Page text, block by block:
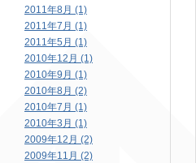
2011年8月 (1)
2011年7月 (1)
2011年5月 (1)
2010年12月 (1)
2010年9月 (1)
2010年8月 (2)
2010年7月 (1)
2010年3月 (1)
2009年12月 (2)
2009年11月 (2)